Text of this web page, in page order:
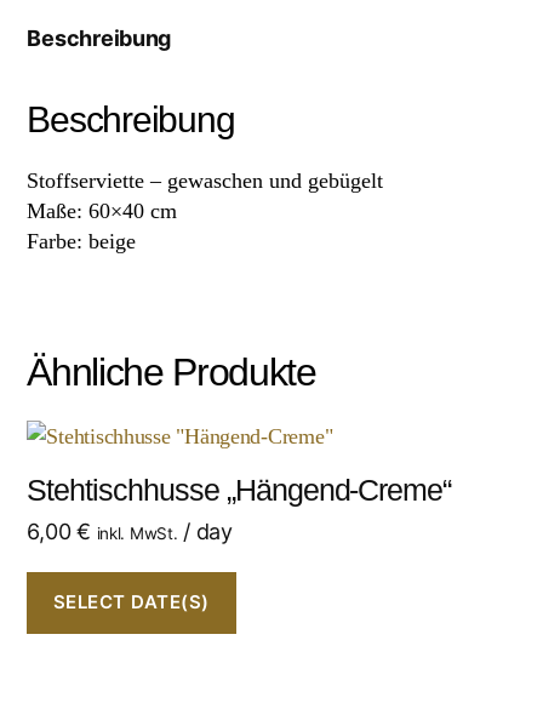
Beschreibung
Beschreibung
Stoffserviette – gewaschen und gebügelt
Maße: 60×40 cm
Farbe: beige
Ähnliche Produkte
Stehtischhusse „Hängend-Creme“
6,00€ inkl. MwSt. / day
SELECT DATE(S)